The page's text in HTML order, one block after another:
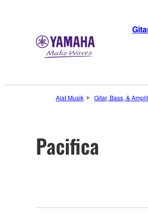
Alat Musik Gitar, Bass, &
Pacifica